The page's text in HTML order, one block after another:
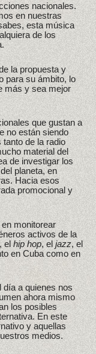
nacionales.
en nuestras
esta música
de los
la propuesta y
para su ámbito, lo
más y sea mejor
que gustan a
no están siendo
de la radio
material del
de investigar los
planeta, en
Hacia esos
promocional y
monitorear
activos de la
elhip hop, eljazz, el
en Cuba como en
día a quienes nos
ahora mismo
los posibles
En este
y aquellas
medios.